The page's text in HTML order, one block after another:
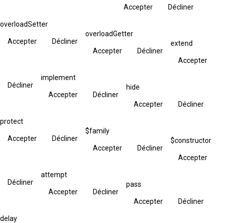
Accepter Décliner
overloadSetter
Accepter Décliner
overloadGetter
Accepter Décliner
extend
Accepter
Décliner
implement
Accepter Décliner
hide
Accepter Décliner
protect
Accepter Décliner
$family
Accepter Décliner
$constructor
Accepter
Décliner
attempt
Accepter Décliner
pass
Accepter Décliner
delay